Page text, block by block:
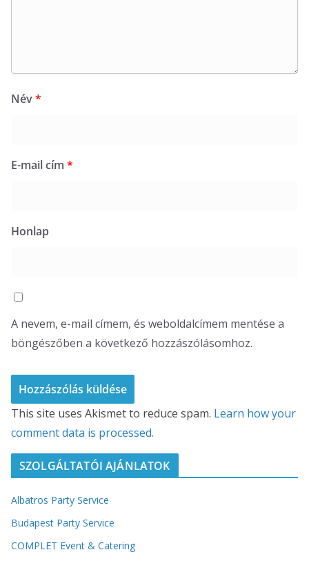
Név*
E-mail cím *
Honlap
A nevem, e-mail címem, és weboldalcímem mentése a
böngészőben a következő hozzászólásomhoz.
This site uses Akismet to reduce spam. Learn how your
comment data is processed.
SZOLGÁLTATÓI AJÁNLATOK
Albatros Party Service
Budapest Party Service
COMPLET Event & Catering